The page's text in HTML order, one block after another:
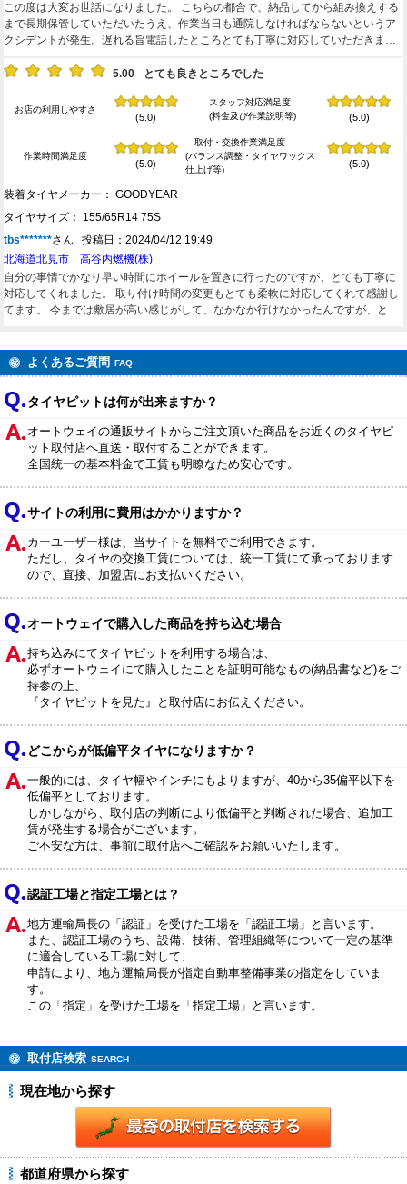
この度は大変お世話になりました。 こちらの都合で、納品してから組み換えする
まで長期保管していただいたうえ、作業当日も通院しなければならないというア
クシデントが発生。遅れる旨電話したところとても丁寧に対応していただきまし
が、その節はよろしくお願いいたします。
5.00 とても良きところでした
お店の利用しやすさ
(5.0)
スタッフ対応満足度
(料金及び作業説明等)
(5.0)
作業時間満足度
(5.0)
取付・交換作業満足度
(バランス調整・タイヤワックス
仕上げ等)
(5.0)
装着タイヤメーカー： GOODYEAR
タイヤサイズ： 155/65R14 75S
tbs*******さん 投稿日：2024/04/12 19:49
北海道北見市 高谷内燃機(株)
自分の事情でかなり早い時間にホイールを置きに行ったのですが、とても丁寧に
対応してくれました。 取り付け時間の変更もとても柔軟に対応してくれて感謝し
てます。 今までは敷居が高い感じがして、なかなか行けなかったんですが、とて
よくあるご質問 FAQ
タイヤピットは何が出来ますか？
オートウェイの通販サイトからご注文頂いた商品をお近くのタイヤピ
ット取付店へ直送・取付することができます。
全国統一の基本料金で工賃も明瞭なため安心です。
サイトの利用に費用はかかりますか？
カーユーザー様は、当サイトを無料でご利用できます。
ただし、タイヤの交換工賃については、統一工賃にて承っております
ので、直接、加盟店にお支払いください。
オートウェイで購入した商品を持ち込む場合
持ち込みにてタイヤピットを利用する場合は、
必ずオートウェイにて購入したことを証明可能なもの(納品書など)をご
持参の上、
『タイヤピットを見た』と取付店にお伝えください。
どこからが低偏平タイヤになりますか？
一般的には、タイヤ幅やインチにもよりますが、40から35偏平以下を
低偏平としております。
しかしながら、取付店の判断により低偏平と判断された場合、追加工
賃が発生する場合がございます。
ご不安な方は、事前に取付店へご確認をお願いいたします。
認証工場と指定工場とは？
地方運輸局長の「認証」を受けた工場を「認証工場」と言います。
また、認証工場のうち、設備、技術、管理組織等について一定の基準
に適合している工場に対して、
申請により、地方運輸局長が指定自動車整備事業の指定をしていま
す。
この「指定」を受けた工場を「指定工場」と言います。
取付店検索 SEARCH
現在地から探す
都道府県から探す